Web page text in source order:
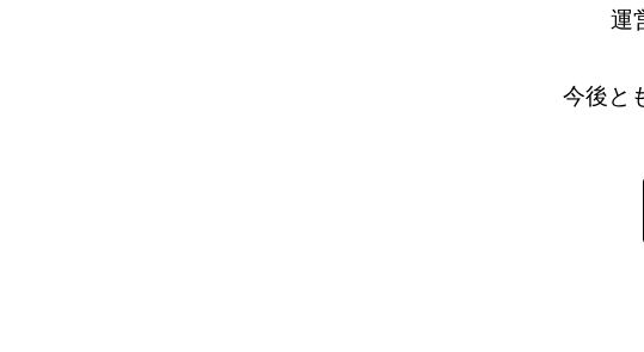
運
今後と